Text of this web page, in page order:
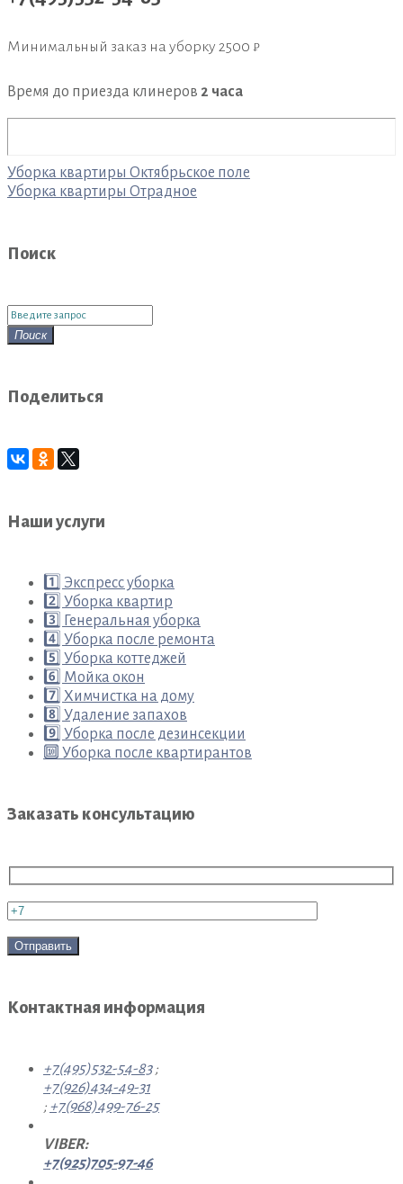
Минимальный заказ на уборку 2500 ₽
Время до приезда клинеров 2 часа
Навигация
по
Уборка квартиры Октябрьское поле
Уборка квартиры Отрадное
Поиск
Поиск
для:
Поиск
Поделиться
Наши услуги
1️⃣ Экспресс уборка
2️⃣ Уборка квартир
3️⃣ Генеральная уборка
4️⃣ Уборка после ремонта
5️⃣ Уборка коттеджей
6️⃣ Мойка окон
7️⃣ Химчистка на дому
8️⃣ Удаление запахов
9️⃣ Уборка после дезинсекции
🔟 Уборка после квартирантов
Заказать консультацию
Контактная информация
+7(495)532-54-83 ;
+7(926)434-49-31
; +7(968)499-76-25
VIBER:
+7(925)705-97-46